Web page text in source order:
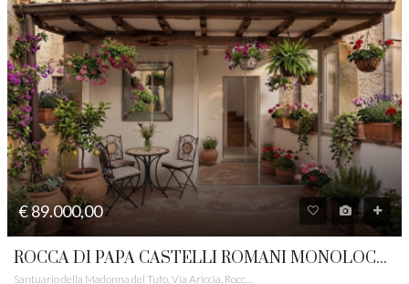
€ 89.000,00
ROCCA DI PAPA CASTELLI ROMANI MONOLOCALE PANORAMICO RIF. 7M
Santuario della Madonna del Tufo, Via Ariccia, Rocca di Papa, Roma Capitale, Lazio, 00074, Italia